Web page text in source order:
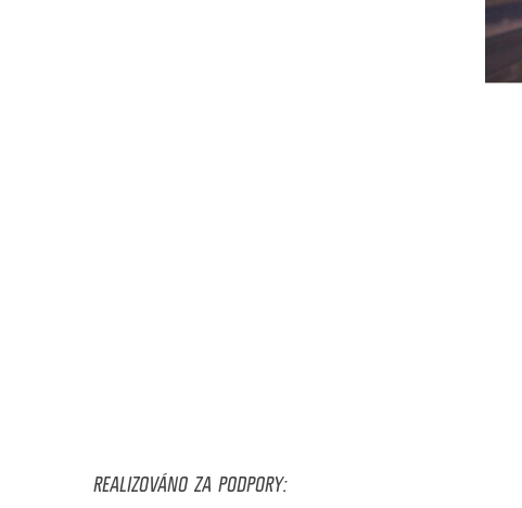
REALIZOVÁNO ZA PODPORY: